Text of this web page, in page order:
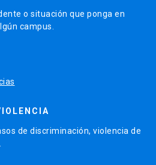
o situación que ponga en
campus.
de discriminación, violencia de